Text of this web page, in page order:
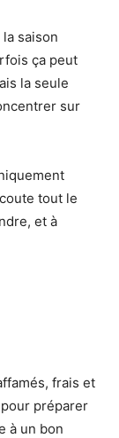
saison
ça peut
la seule
sur
tout le
et à
frais et
préparer
à un bon